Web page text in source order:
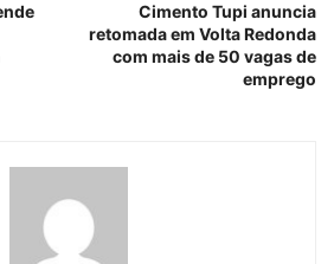
Cimento Tupi anuncia
retomada em Volta Redonda
com mais de 50 vagas de
emprego